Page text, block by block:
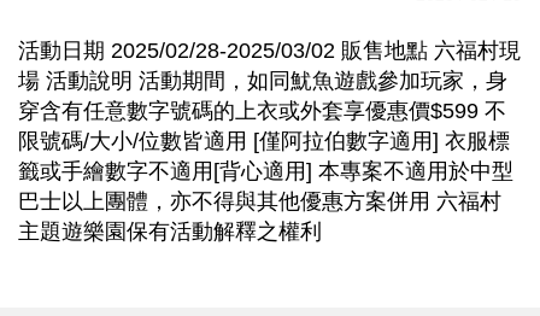
活動日期 2025/02/28-2025/03/02 販售地點 六福村現
場 活動說明 活動期間，如同魷魚遊戲參加玩家，身
穿含有任意數字號碼的上衣或外套享優惠價$599 不
限號碼/大小/位數皆適用 [僅阿拉伯數字適用] 衣服標
籤或手繪數字不適用[背心適用] 本專案不適用於中型
巴士以上團體，亦不得與其他優惠方案併用 六福村
主題遊樂園保有活動解釋之權利